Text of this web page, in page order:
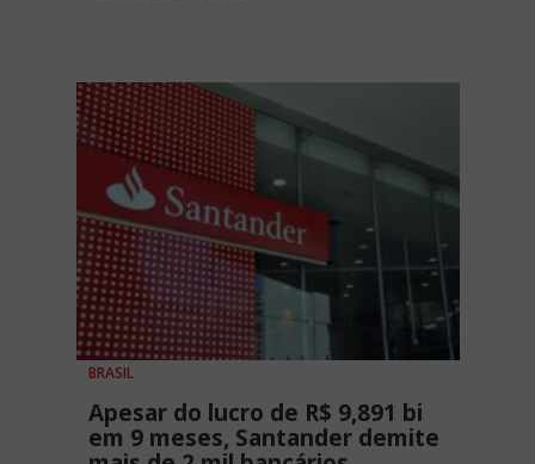
BRASIL
Apesar do lucro de R$ 9,891 bi
em 9 meses, Santander demite